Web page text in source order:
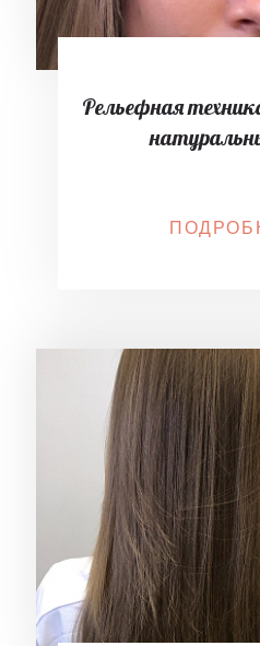
Рельефная